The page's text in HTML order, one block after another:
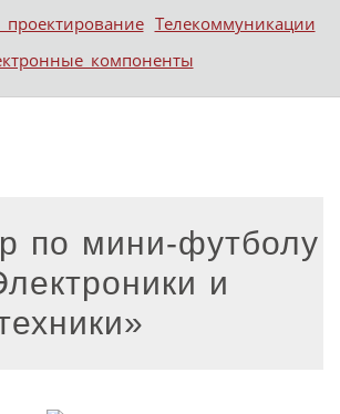
Телекоммуникации
компоненты
по мини-футболу
и